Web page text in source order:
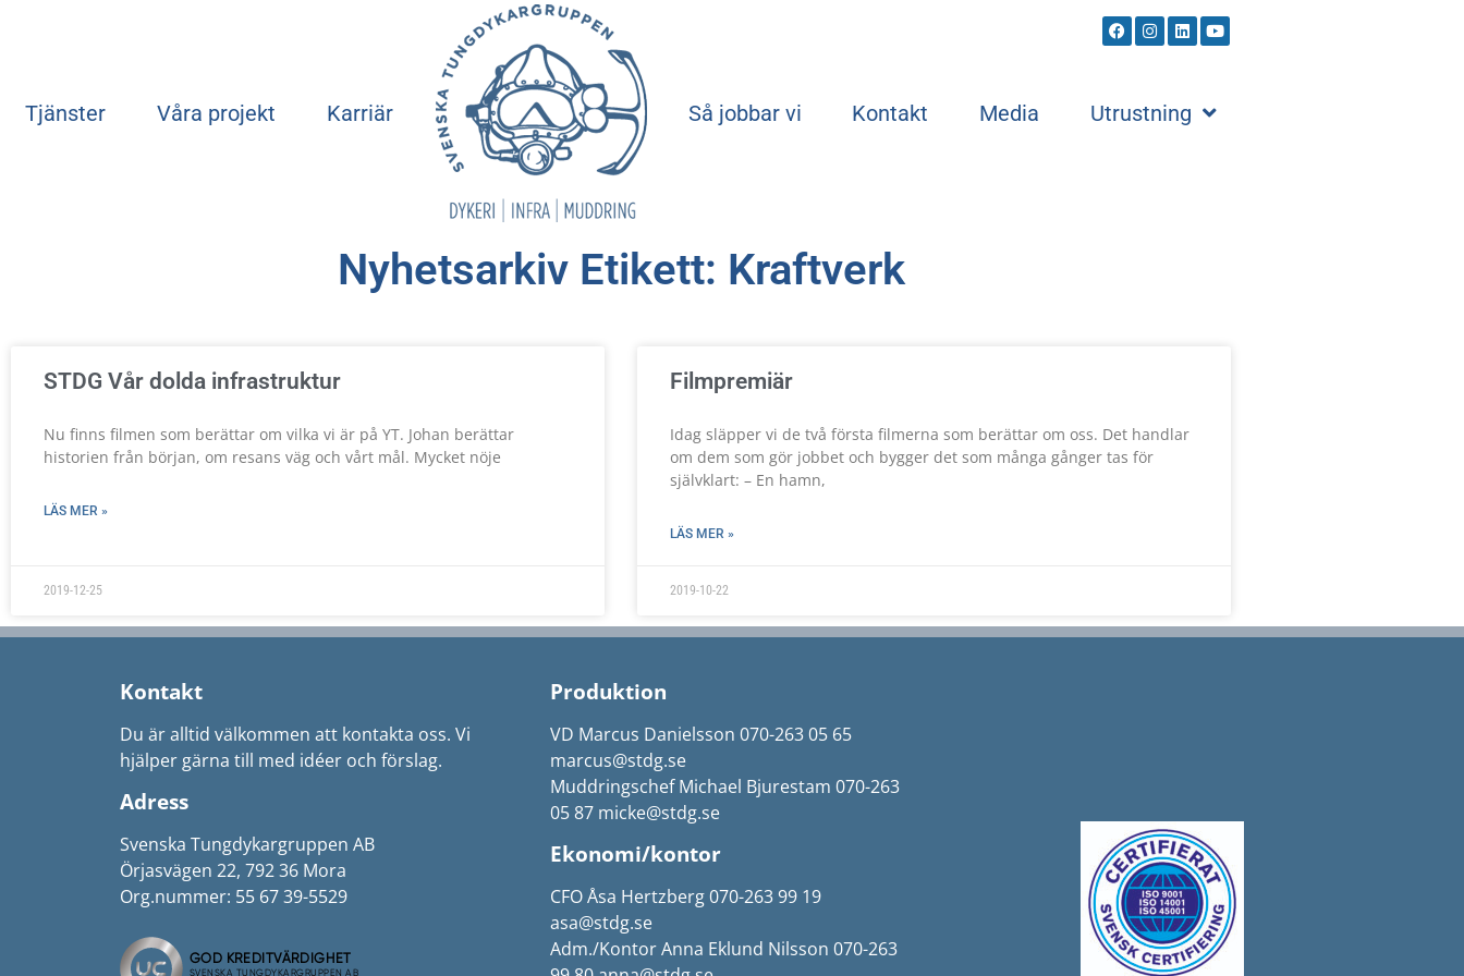
Tjänster Våra projekt Karriär Start Så jobbar vi Kontakt Media Utrustning
Nyhetsarkiv Etikett: Kraftverk
STDG Vår dolda infrastruktur
Nu finns filmen som berättar om vilka vi är på YT. Johan berättar
historien från början, om resans väg och vårt mål. Mycket nöje
LÄS MER »
2019-12-25
Filmpremiär
Idag släpper vi de två första filmerna som berättar om oss. Det handlar
om dem som gör jobbet och bygger det som många gånger tas för
självklart: – En hamn,
LÄS MER »
2019-10-22
Kontakt
Du är alltid välkommen att kontakta oss. Vi
hjälper gärna till med idéer och förslag.
Adress
Svenska Tungdykargruppen AB
Örjasvägen 22, 792 36 Mora
Org.nummer: 55 67 39-5529
Produktion
VD Marcus Danielsson 070-263 05 65
marcus@stdg.se
Muddringschef Michael Bjurestam 070-263
05 87 micke@stdg.se
Ekonomi/kontor
CFO Åsa Hertzberg 070-263 99 19
asa@stdg.se
Adm./Kontor Anna Eklund Nilsson 070-263